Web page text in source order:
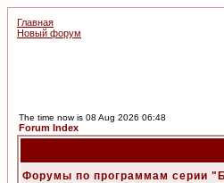
Главная
Новый форум
The time now is 08 Aug 2026 06:48
Forum Index
Форумы по программам серии